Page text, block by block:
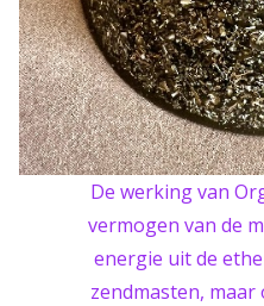
De werking van
vermogen van de
energie uit de
zendmasten,